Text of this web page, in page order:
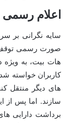
اعلام
صورت رسمی توقف
هات بیت، به ویژه
های دیگر منتقل
سازند. اما پس از